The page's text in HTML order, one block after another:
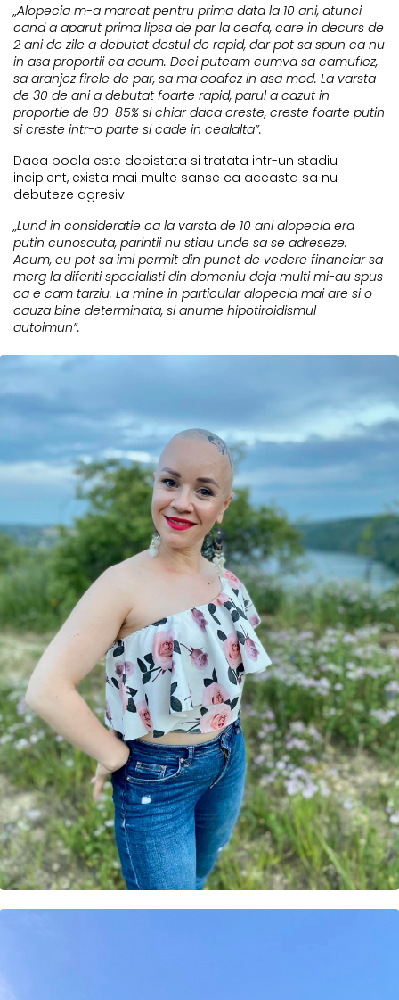
„Alopecia m-a marcat pentru prima data la 10 ani, atunci
cand a aparut prima lipsa de par la ceafa, care in decurs de
2 ani de zile a debutat destul de rapid, dar pot sa spun ca nu
in asa proportii ca acum. Deci puteam cumva sa camuflez,
sa aranjez firele de par, sa ma coafez in asa mod. La varsta
de 30 de ani a debutat foarte rapid, parul a cazut in
proportie de 80-85% si chiar daca creste, creste foarte putin
si creste intr-o parte si cade in cealalta”.
Daca boala este depistata si tratata intr-un stadiu
incipient, exista mai multe sanse ca aceasta sa nu
debuteze agresiv.
„Lund in consideratie ca la varsta de 10 ani alopecia era
putin cunoscuta, parintii nu stiau unde sa se adreseze.
Acum, eu pot sa imi permit din punct de vedere financiar sa
merg la diferiti specialisti din domeniu deja multi mi-au spus
ca e cam tarziu. La mine in particular alopecia mai are si o
cauza bine determinata, si anume hipotiroidismul
autoimun”.